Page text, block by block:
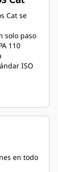
Cat se
solo paso
110
ISO
en todo